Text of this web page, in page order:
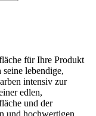
für Ihre Produkt
lebendige,
intensiv zur
edlen,
und der
und hochwertigen